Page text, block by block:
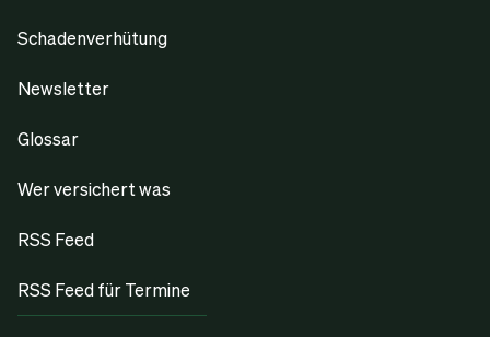
Schadenverhütung
Newsletter
Glossar
Wer versichert was
RSS Feed
RSS Feed für Termine